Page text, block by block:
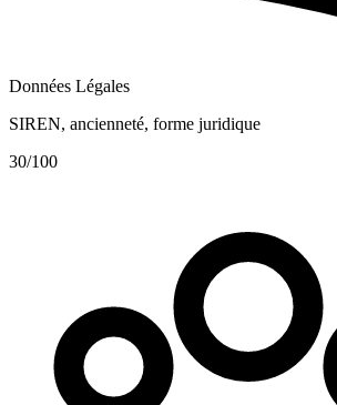
Données Légales
SIREN, ancienneté, forme juridique
30/100